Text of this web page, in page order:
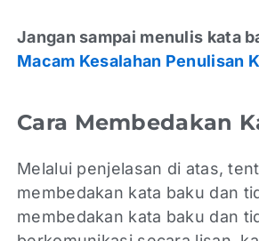
Jangan sampai menulis kata
Macam Kesalahan Penulisan
Cara Membedakan
Melalui penjelasan di atas,
membedakan kata baku dan
membedakan kata baku dan